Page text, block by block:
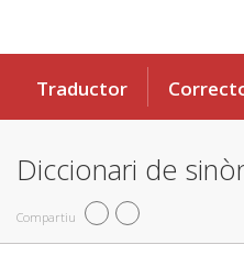
Traductor
Diccionari de
Compartiu